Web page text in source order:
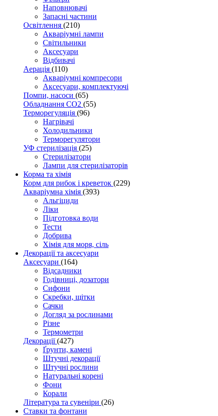
Наповнювачі
Запасні частини
Освітлення (210)
Акваріумні лампи
Світильники
Аксесуари
Відбивачі
Аерація (110)
Акваріумні компресори
Аксесуари, комплектуючі
Помпи, насоси (65)
Обладнання CO2 (55)
Терморегуляція (96)
Нагрівачі
Холодильники
Терморегулятори
УФ стерилізація (25)
Стерилізатори
Лампи для стерилізаторів
Корма та хімія
Корм для рибок і креветок (229)
Акваріумна хімія (393)
Альгіциди
Ліки
Підготовка води
Тести
Добрива
Хімія для моря, сіль
Декорації та аксесуари
Аксесуари (164)
Відсадники
Годівниці, дозатори
Сифони
Скребки, щітки
Сачки
Догляд за рослинами
Різне
Термометри
Декорації(427)
Ґрунти, камені
Штучні декорації
Штучні рослини
Натуральні корені
Фони
Корали
Література та сувеніри (26)
Ставки та фонтани